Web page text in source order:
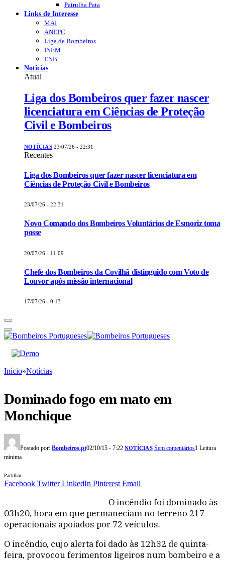
Patrulha Pata
Links de Interesse
MAI
ANEPC
Liga de Bombeiros
INEM
ENB
Notícias
Atual
Liga dos Bombeiros quer fazer nascer
licenciatura em Ciências de Proteção
Civil e Bombeiros
NOTÍCIAS 23/07/26 - 22:31
Recentes
Liga dos Bombeiros quer fazer nascer licenciatura em
Ciências de Proteção Civil e Bombeiros
23/07/26 - 22:31
Novo Comando dos Bombeiros Voluntários de Esmoriz toma
posse
20/07/26 - 11:09
Chefe dos Bombeiros da Covilhã distinguido com Voto de
Louvor após missão internacional
17/07/26 - 0:13
Início»Notícias
Dominado fogo em mato em
Monchique
Postado por: Bombeiros.pt02/10/15 - 7:22 NOTÍCIAS Sem comentários1 Leitura
mínima
Partilhar
Facebook Twitter LinkedIn Pinterest Email
O incêndio foi dominado às
03h20, hora em que permaneciam no terreno 217
operacionais apoiados por 72 veículos.
O incêndio, cujo alerta foi dado às 12h32 de quinta-
feira, provocou ferimentos ligeiros num bombeiro e a